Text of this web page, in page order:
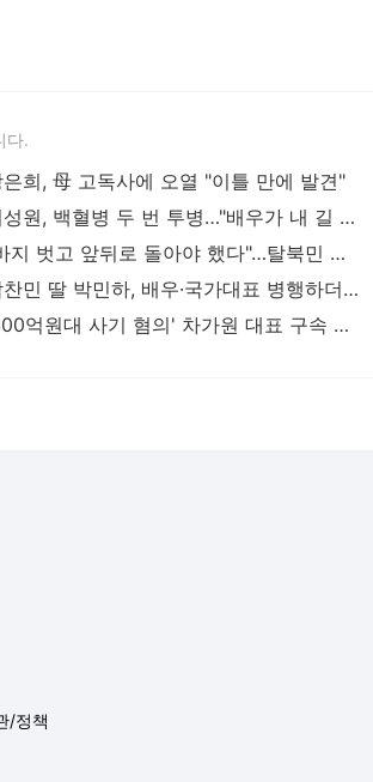
다.
은희, 母 고독사에 오열 "이틀 만에 발견"
최성원, 백혈병 두 번 투병…"배우가 내 길 아닌가 싶었다"
"바지 벗고 앞뒤로 돌아야 했다"…탈북민 김서아, 기쁨조 검사 수치심 회상
박찬민 딸 박민하, 배우·국가대표 병행하더니…여유로운 근황 공개
'300억원대 사기 혐의' 차가원 대표 구속 송치